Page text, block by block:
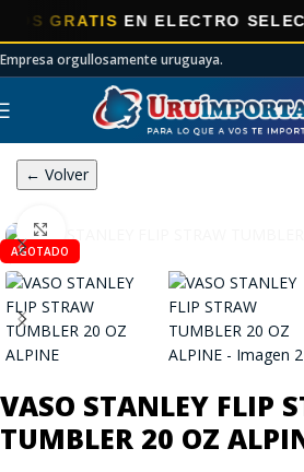
EN ELECTRO
Empresa orgullosamente uruguaya.
← Volver
AGOTADO
VASO STANLEY FLIP
TUMBLER 20 OZ